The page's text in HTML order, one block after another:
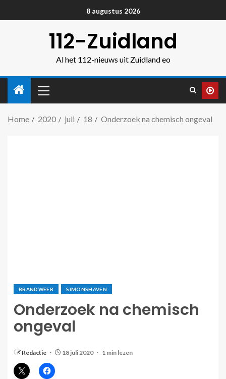
8 augustus 2026
112-Zuidland
Al het 112-nieuws uit Zuidland eo
Home 2020 juli 18 Onderzoek na chemisch ongeval
BRANDWEER SIMONSHAVEN
Onderzoek na chemisch
ongeval
Redactie 18 juli 2020 1 min lezen